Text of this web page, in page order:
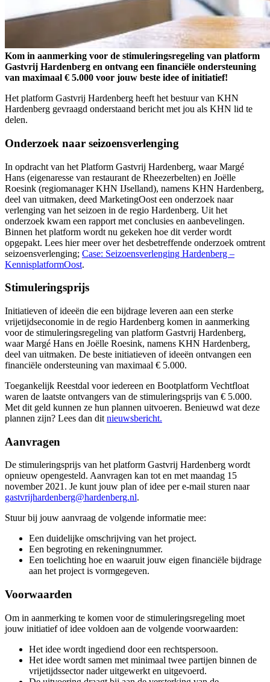
Kom in aanmerking voor de stimuleringsregeling van platform
Gastvrij Hardenberg en ontvang een financiële ondersteuning
van maximaal € 5.000 voor jouw beste idee of initiatief!
Het platform Gastvrij Hardenberg heeft het bestuur van KHN
Hardenberg gevraagd onderstaand bericht met jou als KHN lid te
delen.
Onderzoek naar seizoensverlenging
In opdracht van het Platform Gastvrij Hardenberg, waar Margé
Hans (eigenaresse van restaurant de Rheezerbelten) en Joëlle
Roesink (regiomanager KHN IJselland), namens KHN Hardenberg,
deel van uitmaken, deed MarketingOost een onderzoek naar
verlenging van het seizoen in de regio Hardenberg. Uit het
onderzoek kwam een rapport met conclusies en aanbevelingen.
Binnen het platform wordt nu gekeken hoe dit verder wordt
opgepakt. Lees hier meer over het desbetreffende onderzoek omtrent
seizoensverlenging; Case: Seizoensverlenging Hardenberg –
KennisplatformOost.
Stimuleringsprijs
Initiatieven of ideeën die een bijdrage leveren aan een sterke
vrijetijdseconomie in de regio Hardenberg komen in aanmerking
voor de stimuleringsregeling van platform Gastvrij Hardenberg,
waar Margé Hans en Joëlle Roesink, namens KHN Hardenberg,
deel van uitmaken. De beste initiatieven of ideeën ontvangen een
financiële ondersteuning van maximaal € 5.000.
Toegankelijk Reestdal voor iedereen en Bootplatform Vechtfloat
waren de laatste ontvangers van de stimuleringsprijs van € 5.000.
Met dit geld kunnen ze hun plannen uitvoeren. Benieuwd wat deze
plannen zijn? Lees dan dit nieuwsbericht.
Aanvragen
De stimuleringsprijs van het platform Gastvrij Hardenberg wordt
opnieuw opengesteld. Aanvragen kan tot en met maandag 15
november 2021. Je kunt jouw plan of idee per e-mail sturen naar
gastvrijhardenberg@hardenberg.nl.
Stuur bij jouw aanvraag de volgende informatie mee:
Een duidelijke omschrijving van het project.
Een begroting en rekeningnummer.
Een toelichting hoe en waaruit jouw eigen financiële bijdrage
aan het project is vormgegeven.
Voorwaarden
Om in aanmerking te komen voor de stimuleringsregeling moet
jouw initiatief of idee voldoen aan de volgende voorwaarden:
Het idee wordt ingediend door een rechtspersoon.
Het idee wordt samen met minimaal twee partijen binnen de
vrijetijdssector nader uitgewerkt en uitgevoerd.